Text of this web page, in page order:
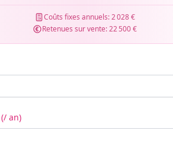
Coûts fixes annuels:2 028 €
Retenues sur vente:22 500 €
(/ an)